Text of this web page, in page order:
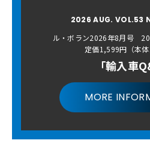
2026 AUG. VOL.53
ル・ボラン2026年8月号
定価1,599円（本体
「輸入車
MORE